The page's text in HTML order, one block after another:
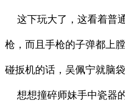
这下玩大了，这看着普
枪，而且手枪的子弹都上
碰扳机的话，吴佩宁就脑袋
想想撞碎师妹手中瓷器